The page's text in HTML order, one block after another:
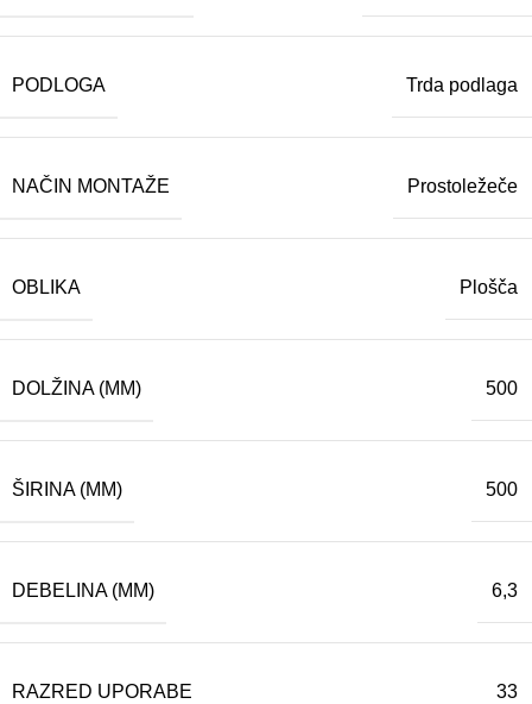
PODLOGA Trda podlaga
NAČIN MONTAŽE Prostoležeče
OBLIKA Plošča
DOLŽINA (MM) 500
ŠIRINA (MM) 500
DEBELINA (MM) 6,3
RAZRED UPORABE 33